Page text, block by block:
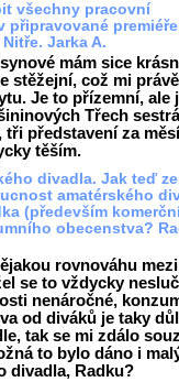
všechny pracovní
Jarka A.
mám sice
stěžejní, což mi právě
Je to přízemní, ale
Třech
tři představení za
těším.
divadla. Jak teď ze
amatérského
(především
obecenstva?
rovnováhu
se to vždycky
nenáročné,
od diváků je taky
tak se mi zdálo
to bylo dáno i
divadla, Radku?